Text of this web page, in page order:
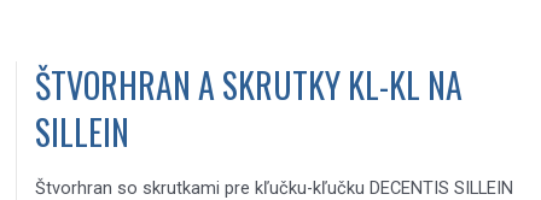
ŠTVORHRAN A SKRUTKY KL-KL NA
SILLEIN
Štvorhran so skrutkami pre kľučku-kľučku DECENTIS SILLEIN